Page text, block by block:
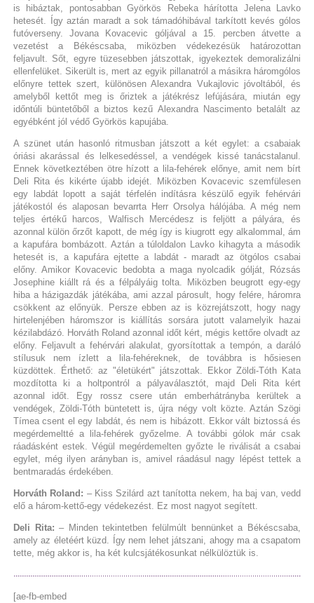
is hibáztak, pontosabban Györkös Rebeka hárította Jelena Lavko
hetesét. Így aztán maradt a sok támadóhibával tarkított kevés gólos
futóverseny. Jovana Kovacevic góljával a 15. percben átvette a
vezetést a Békéscsaba, miközben védekezésük határozottan
feljavult. Sőt, egyre tüzesebben játszottak, igyekeztek demoralizálni
ellenfelüket. Sikerült is, mert az egyik pillanatról a másikra háromgólos
előnyre tettek szert, különösen Alexandra Vukajlovic jóvoltából, és
amelyből kettőt meg is őriztek a játékrész lefújására, miután egy
időntúli büntetőből a biztos kezű Alexandra Nascimento betalált az
egyébként jól védő Györkös kapujába.
A szünet után hasonló ritmusban játszott a két egylet: a csabaiak
óriási akarással és lelkesedéssel, a vendégek kissé tanácstalanul.
Ennek következtében ötre hízott a lila-fehérek előnye, amit nem bírt
Deli Rita és kikérte újabb idejét. Miközben Kovacevic szemfülesen
egy labdát lopott a saját térfelén indításra készülő egyik fehérvári
játékostól és alaposan bevarrta Herr Orsolya hálójába. A még nem
teljes értékű harcos, Walfisch Mercédesz is feljött a pályára, és
azonnal külön őrzőt kapott, de még így is kiugrott egy alkalommal, ám
a kapufára bombázott. Aztán a túloldalon Lavko kihagyta a második
hetesét is, a kapufára ejtette a labdát - maradt az ötgólos csabai
előny. Amikor Kovacevic bedobta a maga nyolcadik gólját, Rózsás
Josephine kiállt rá és a félpályáig tolta. Miközben beugrott egy-egy
hiba a házigazdák játékába, ami azzal párosult, hogy felére, háromra
csökkent az előnyük. Persze ebben az is közrejátszott, hogy nagy
hirtelenjében háromszor is kiállítás sorsára jutott valamelyik hazai
kézilabdázó. Horváth Roland azonnal időt kért, mégis kettőre olvadt az
előny. Feljavult a fehérvári alakulat, gyorsítottak a tempón, a daráló
stílusuk nem ízlett a lila-fehéreknek, de továbbra is hősiesen
küzdöttek. Érthető: az "életükért" játszottak. Ekkor Zöldi-Tóth Kata
mozdította ki a holtpontról a pályaválasztót, majd Deli Rita kért
azonnal időt. Egy rossz csere után emberhátrányba kerültek a
vendégek, Zöldi-Tóth büntetett is, újra négy volt közte. Aztán Szögi
Tímea csent el egy labdát, és nem is hibázott. Ekkor vált biztossá és
megérdemeltté a lila-fehérek győzelme. A további gólok már csak
ráadásként estek. Végül megérdemelten győzte le riválisát a csabai
egylet, még ilyen arányban is, amivel ráadásul nagy lépést tettek a
bentmaradás érdekében.
Horváth Roland: – Kiss Szilárd azt tanította nekem, ha baj van, vedd
elő a három-kettő-egy védekezést. Ez most nagyot segített.
Deli Rita: – Minden tekintetben felülmúlt bennünket a Békéscsaba,
amely az életéért küzd. Így nem lehet játszani, ahogy ma a csapatom
tette, még akkor is, ha két kulcsjátékosunkat nélkülöztük is.
[ae-fb-embed